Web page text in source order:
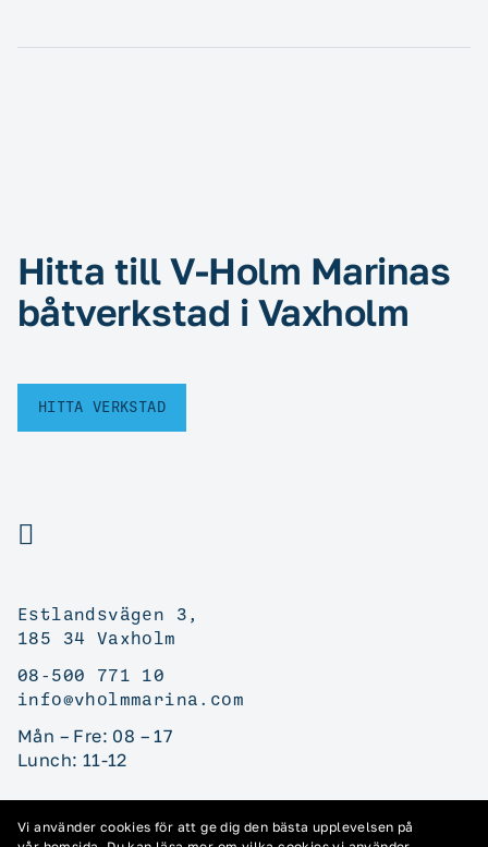
Hitta till V-Holm Marinas
båtverkstad i Vaxholm
HITTA VERKSTAD
Estlandsvägen 3,
185 34 Vaxholm
08-500 771 10
info@vholmmarina.com
Mån – Fre: 08 – 17
Lunch: 11-12
Vi använder cookies för att ge dig den bästa upplevelsen på